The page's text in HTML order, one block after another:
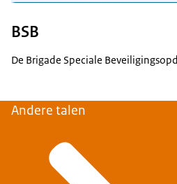
Download
BSB
De Brigade Speciale
Andere talen